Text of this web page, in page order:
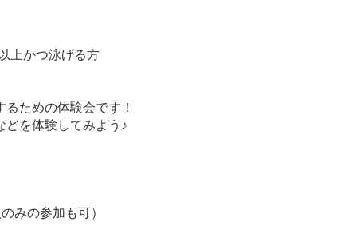
上かつ泳げる方
ための体験会です！
どを体験してみよう♪
みの参加も可）